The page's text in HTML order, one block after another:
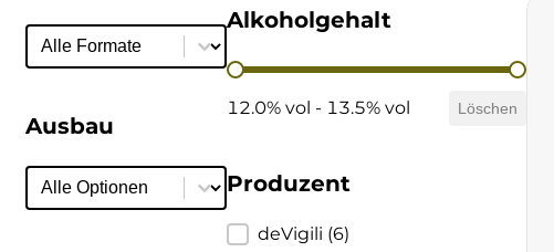
Format
Format
Ausbau
Ausbau
Ausbau
Alkoholgehalt
Alkoholgehalt
12.0% vol - 13.5% vol Löschen
Produzent
Produzent
deVigili (6)